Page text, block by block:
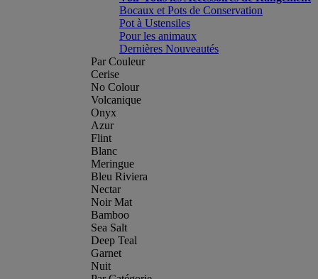
Bocaux et Pots de Conservation
Pot à Ustensiles
Pour les animaux
Dernières Nouveautés
Par Couleur
Cerise
No Colour
Volcanique
Onyx
Azur
Flint
Blanc
Meringue
Bleu Riviera
Nectar
Noir Mat
Bamboo
Sea Salt
Deep Teal
Garnet
Nuit